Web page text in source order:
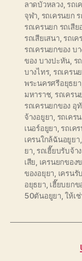
ลาดบัวหลวง, รถเ
จุฬา รถเครนยก
รถเครนยก รถเสีย
รถเสียเสนา รถเค
รถเครนยกของ บ
ของ บางปะหัน ร
บางไทร, รถเครน
พระนครศรีอยุธยา
มหาราช, รถเคร
รถเครนยกของ อุ
จ้างอยูยา รถเคร
เนอร์อยูยา รถเค
เครนใกล้ฉันอยูยา
ยา รถเฮี๊ยบรับจ้า
เสีย เครนยกของ
ของอยุยา เครนรั
อยุธยา เฮี๊ยบยก
50ตันอยูยา ,ให้เ